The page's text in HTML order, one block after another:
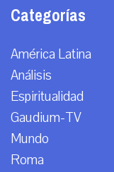
Categorías
América Latina
Análisis
Espiritualidad
Gaudium-TV
Mundo
Roma